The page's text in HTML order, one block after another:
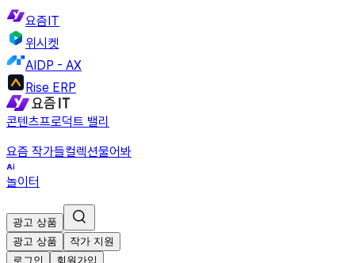
요즘IT
위시켓
AIDP - AX
Rise ERP
콘텐츠프로덕트 밸리
요즘 작가들컬렉션물어봐
놀이터
광고 상품
광고 상품
작가 지원
로그인
회원가입